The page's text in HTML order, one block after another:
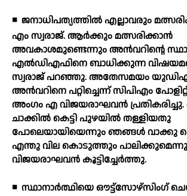
◾ ജനാധിപത്യത്തില്‍ എല്ലാവരും
എം സ്വരാജ്. ആര്‍ക്കും മത്സരിക്കാന്‍
അവകാശമുണ്ടെന്നും അന്‍വറിന്റെ
എല്‍ഡിഎഫിനെ ബാധിക്കുന്ന
സ്വരാജ് പറഞ്ഞു. അതേസമയം
അന്‍വറിനെ പറ്റിച്ചെന്ന് സിപിഎം
അംഗം എ വിജയരാഘവന്‍
ചാക്കില്‍ കെട്ടി പുഴയില്‍ തള്ളിയതു
പോലെയായിയെന്നും ഞങ്ങള്‍ വാക്കു
എന്തു വില കൊടുത്തും
വിജയരാഘവന്‍ കൂട്ടിച്ചേര്‍ത്തു.
◾ സ്ഥാനാര്‍ത്ഥിയെ ഔട്ട്സോഴ്സിംഗ്